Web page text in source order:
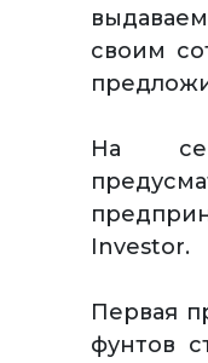
своим
На
Investor.
Первая
фунтов